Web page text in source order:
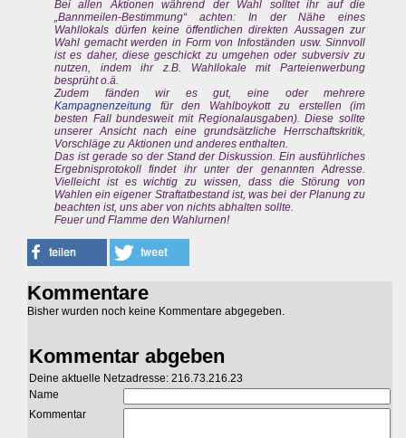
Bei allen Aktionen während der Wahl solltet ihr auf die
„Bannmeilen-Bestimmung“ achten: In der Nähe eines
Wahllokals dürfen keine öffentlichen direkten Aussagen zur
Wahl gemacht werden in Form von Infoständen usw. Sinnvoll
ist es daher, diese geschickt zu umgehen oder subversiv zu
nutzen, indem ihr z.B. Wahllokale mit Parteienwerbung
besprüht o.ä.
Zudem fänden wir es gut, eine oder mehrere
Kampagnenzeitung für den Wahlboykott zu erstellen (im
besten Fall bundesweit mit Regionalausgaben). Diese sollte
unserer Ansicht nach eine grundsätzliche Herrschaftskritik,
Vorschläge zu Aktionen und anderes enthalten.
Das ist gerade so der Stand der Diskussion. Ein ausführliches
Ergebnisprotokoll findet ihr unter der genannten Adresse.
Vielleicht ist es wichtig zu wissen, dass die Störung von
Wahlen ein eigener Straftatbestand ist, was bei der Planung zu
beachten ist, uns aber von nichts abhalten sollte.
Feuer und Flamme den Wahlurnen!
Kommentare
Bisher wurden noch keine Kommentare abgegeben.
Kommentar abgeben
Deine aktuelle Netzadresse: 216.73.216.23
Name
Kommentar